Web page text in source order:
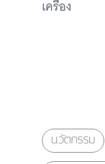
เครื่อง
นวัตกรรม